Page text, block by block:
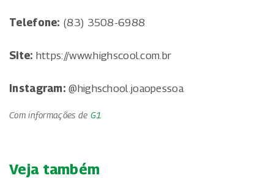
Telefone: (83) 3508-6988
Site: https://www.highscool.com.br
Instagram: @highschool.joaopessoa
Com informações de G1
Veja também